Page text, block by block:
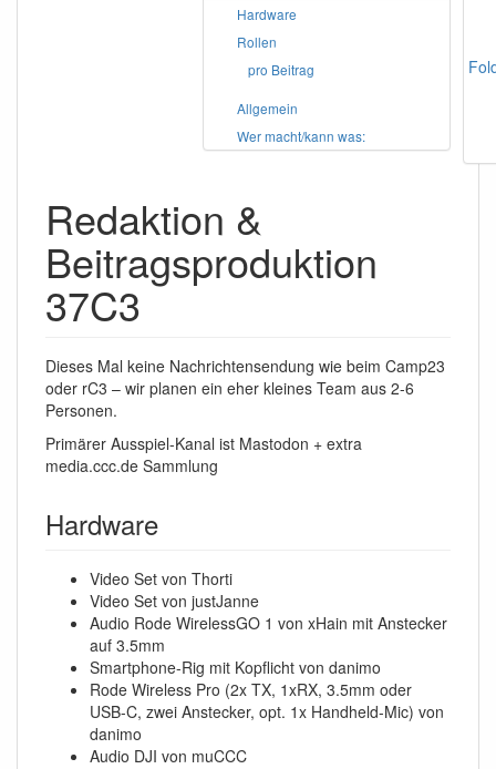
Hardware
Rollen
pro Beitrag
Allgemein
Wer macht/kann was:
Redaktion &
Beitragsproduktion
37C3
Dieses Mal keine Nachrichtensendung wie beim Camp23
oder rC3 – wir planen ein eher kleines Team aus 2-6
Personen.
Primärer Ausspiel-Kanal ist Mastodon + extra
media.ccc.de Sammlung
Hardware
Video Set von Thorti
Video Set von justJanne
Audio Rode WirelessGO 1 von xHain mit Anstecker
auf 3.5mm
Smartphone-Rig mit Kopflicht von danimo
Rode Wireless Pro (2x TX, 1xRX, 3.5mm oder
USB-C, zwei Anstecker, opt. 1x Handheld-Mic) von
danimo
Audio DJI von muCCC